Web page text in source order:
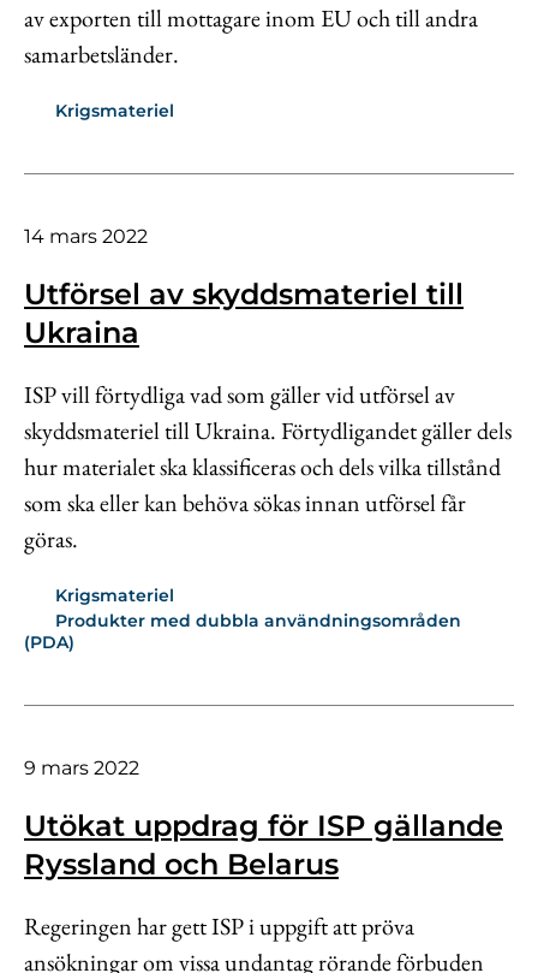
av exporten till mottagare inom EU och till andra
samarbetsländer.
Krigsmateriel
14 mars 2022
Utförsel av skyddsmateriel till
Ukraina
ISP vill förtydliga vad som gäller vid utförsel av
skyddsmateriel till Ukraina. Förtydligandet gäller dels
hur materialet ska klassificeras och dels vilka tillstånd
som ska eller kan behöva sökas innan utförsel får
göras.
Krigsmateriel
Produkter med dubbla användningsområden
(PDA)
9 mars 2022
Utökat uppdrag för ISP gällande
Ryssland och Belarus
Regeringen har gett ISP i uppgift att pröva
ansökningar om vissa undantag rörande förbuden